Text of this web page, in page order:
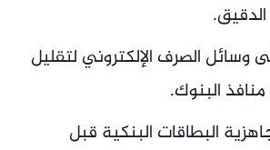
وسائل الصرف الإلكتروني لتقليل
منافذ البنوك.
البطاقات البنكية قبل